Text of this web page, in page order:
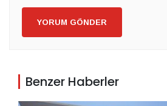
YORUM GÖNDER
Benzer Haberler